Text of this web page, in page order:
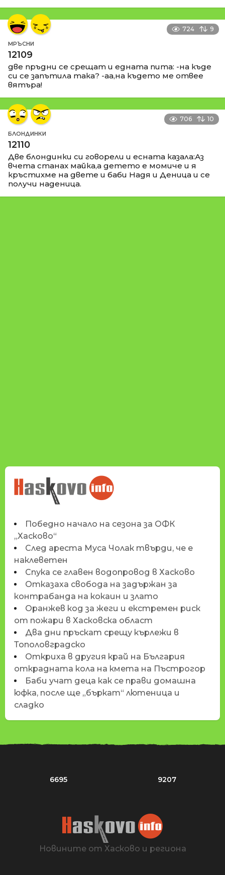
724 9
МРЪСНИ
12109
две пръдни се срещат и едната пита: -на къде
си се запътила така? -аа,на където ме отвее
вятъра!
706 10
БЛОНДИНКИ
12110
Две блондинки си говорели и есната казала:Аз
вчета станах майка,а детето е момиче и я
кръстихме на двете и баби Надя и Деница и се
получи наденица.
НОВИНИТЕ НА
HASKOVO.INFO
Победно начало на сезона за ОФК
„Хасково“
След ареста Муса Чолак твърди, че е
наклеветен
Спука се главен водопровод в Хасково
Отказаха свобода на задържан за
контрабанда на кокаин и злато
Оранжев код за жеги и екстремен риск
от пожари в Хасковска област
Два дни пръскат срещу кърлежи в
Тополовградско
Откриха в другия край на България
открадната кола на кмета на Пъстрогор
Баби учат деца как се прави домашна
юфка, после ще „бъркат“ лютеница и
сладко
6695 9207
Новините от Хасково и региона